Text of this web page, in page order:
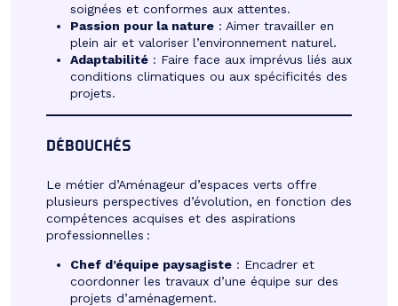
soignées et conformes aux attentes.
Passion pour la nature : Aimer travailler en
plein air et valoriser l’environnement naturel.
Adaptabilité : Faire face aux imprévus liés aux
conditions climatiques ou aux spécificités des
projets.
DÉBOUCHÉS
Le métier d’Aménageur d’espaces verts offre
plusieurs perspectives d’évolution, en fonction des
compétences acquises et des aspirations
professionnelles :
Chef d’équipe paysagiste : Encadrer et
coordonner les travaux d’une équipe sur des
projets d’aménagement.